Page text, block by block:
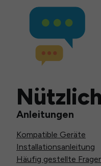
Anleitungen
Kompatible Geräte
Installationsanleitung
Häufig gestellte